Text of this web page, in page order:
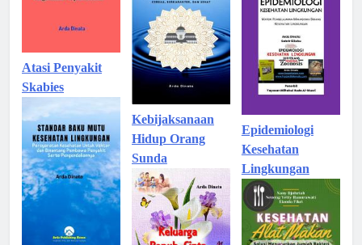
Atasi Penyakit
Skabies
Kebijaksanaan
Hidup Orang
Sunda
Epidemiologi
Kesehatan
Lingkungan